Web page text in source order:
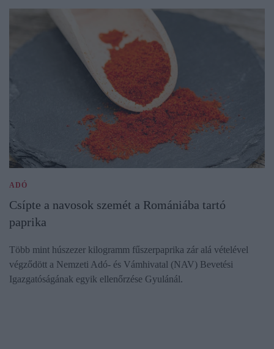
ADÓ
Csípte a navosok szemét a Romániába tartó
paprika
Több mint húszezer kilogramm fűszerpaprika zár alá vételével
végződött a Nemzeti Adó- és Vámhivatal (NAV) Bevetési
Igazgatóságának egyik ellenőrzése Gyulánál.